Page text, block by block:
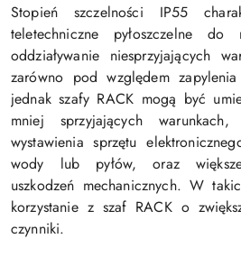
Stopień szczelności IP55
teletechniczne pyłoszczelne
oddziaływanie niesprzyjających
zarówno pod względem
jednak szafy RACK mogą być
mniej sprzyjających
wystawienia sprzętu
wody lub pyłów, oraz większe
uszkodzeń mechanicznych. W
korzystanie z szaf RACK o
czynniki.